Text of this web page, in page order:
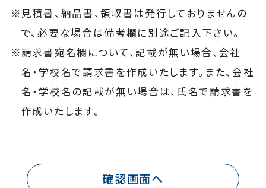
見積書、納品書、領収書は発行しておりませんの
で、必要な場合は備考欄に別途ご記入下さい。
請求書宛名欄について、記載が無い場合、会社
名・学校名で請求書を作成いたします。また、会社
名・学校名の記載が無い場合は、氏名で請求書を
作成いたします。
確認画面へ